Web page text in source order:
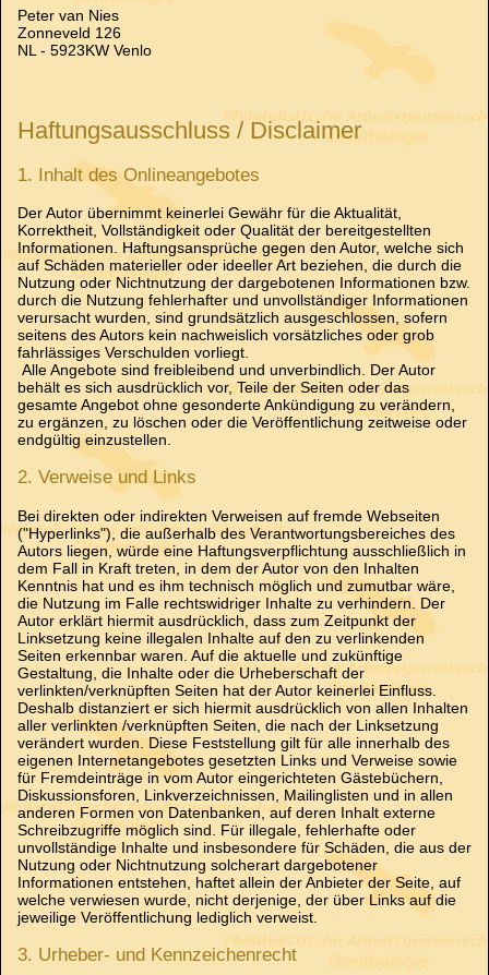
Peter van Nies
Zonneveld 126
NL - 5923KW Venlo
Haftungsausschluss / Disclaimer
1. Inhalt des Onlineangebotes
Der Autor übernimmt keinerlei Gewähr für die Aktualität,
Korrektheit, Vollständigkeit oder Qualität der bereitgestellten
Informationen. Haftungsansprüche gegen den Autor, welche sich
auf Schäden materieller oder ideeller Art beziehen, die durch die
Nutzung oder Nichtnutzung der dargebotenen Informationen bzw.
durch die Nutzung fehlerhafter und unvollständiger Informationen
verursacht wurden, sind grundsätzlich ausgeschlossen, sofern
seitens des Autors kein nachweislich vorsätzliches oder grob
fahrlässiges Verschulden vorliegt.
Alle Angebote sind freibleibend und unverbindlich. Der Autor
behält es sich ausdrücklich vor, Teile der Seiten oder das
gesamte Angebot ohne gesonderte Ankündigung zu verändern,
zu ergänzen, zu löschen oder die Veröffentlichung zeitweise oder
endgültig einzustellen.
2. Verweise und Links
Bei direkten oder indirekten Verweisen auf fremde Webseiten
("Hyperlinks"), die außerhalb des Verantwortungsbereiches des
Autors liegen, würde eine Haftungsverpflichtung ausschließlich in
dem Fall in Kraft treten, in dem der Autor von den Inhalten
Kenntnis hat und es ihm technisch möglich und zumutbar wäre,
die Nutzung im Falle rechtswidriger Inhalte zu verhindern. Der
Autor erklärt hiermit ausdrücklich, dass zum Zeitpunkt der
Linksetzung keine illegalen Inhalte auf den zu verlinkenden
Seiten erkennbar waren. Auf die aktuelle und zukünftige
Gestaltung, die Inhalte oder die Urheberschaft der
verlinkten/verknüpften Seiten hat der Autor keinerlei Einfluss.
Deshalb distanziert er sich hiermit ausdrücklich von allen Inhalten
aller verlinkten /verknüpften Seiten, die nach der Linksetzung
verändert wurden. Diese Feststellung gilt für alle innerhalb des
eigenen Internetangebotes gesetzten Links und Verweise sowie
für Fremdeinträge in vom Autor eingerichteten Gästebüchern,
Diskussionsforen, Linkverzeichnissen, Mailinglisten und in allen
anderen Formen von Datenbanken, auf deren Inhalt externe
Schreibzugriffe möglich sind. Für illegale, fehlerhafte oder
unvollständige Inhalte und insbesondere für Schäden, die aus der
Nutzung oder Nichtnutzung solcherart dargebotener
Informationen entstehen, haftet allein der Anbieter der Seite, auf
welche verwiesen wurde, nicht derjenige, der über Links auf die
jeweilige Veröffentlichung lediglich verweist.
3. Urheber- und Kennzeichenrecht